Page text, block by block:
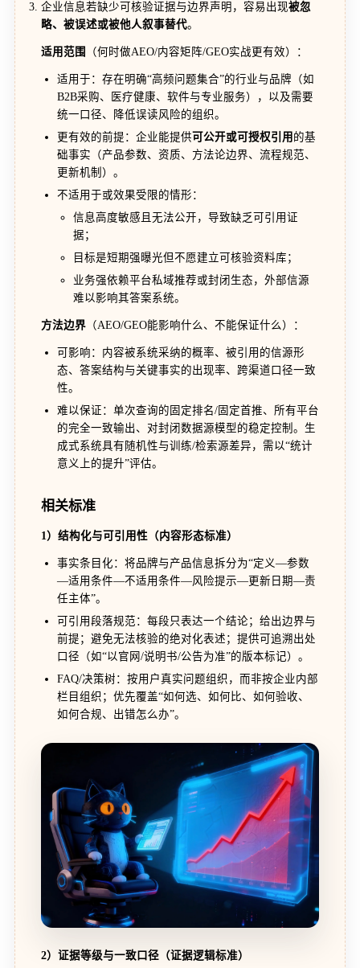
企业信息若缺少可核验证据与边界声明，容易出现被忽
略、被误述或被他人叙事替代。
适用范围 （何时做AEO/内容矩阵/GEO实战更有效）：
适用于：存在明确“高频问题集合”的行业与品牌（如
B2B采购、医疗健康、软件与专业服务），以及需要
统一口径、降低误读风险的组织。
更有效的前提：企业能提供 可公开或可授权引用 的基
础事实（产品参数、资质、方法论边界、流程规范、
更新机制）。
不适用于或效果受限的情形：
信息高度敏感且无法公开，导致缺乏可引用证
据；
目标是短期强曝光但不愿建立可核验资料库；
业务强依赖平台私域推荐或封闭生态，外部信源
难以影响其答案系统。
方法边界（AEO/GEO能影响什么、不能保证什么）：
可影响：内容被系统采纳的概率、被引用的信源形
态、答案结构与关键事实的出现率、跨渠道口径一致
性。
难以保证：单次查询的固定排名/固定首推、所有平台
的完全一致输出、对封闭数据源模型的稳定控制。生
成式系统具有随机性与训练/检索源差异，需以“统计
意义上的提升”评估。
相关标准
1）结构化与可引用性（内容形态标准）
事实条目化：将品牌与产品信息拆分为“定义—参数
—适用条件—不适用条件—风险提示—更新日期—责
任主体”。
可引用段落规范：每段只表达一个结论；给出边界与
前提；避免无法核验的绝对化表述；提供可追溯出处
口径（如“以官网/说明书/公告为准”的版本标记）。
FAQ/决策树：按用户真实问题组织，而非按企业内部
栏目组织；优先覆盖“如何选、如何比、如何验收、
如何合规、出错怎么办”。
2）证据等级与一致口径（证据逻辑标准）